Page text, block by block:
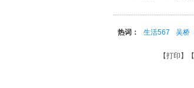
热词： 生活567 吴桥
【打印 】【